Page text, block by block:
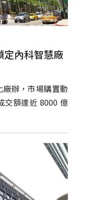
定內科智慧廠
辦，市場購置動
交額達近 8000 億